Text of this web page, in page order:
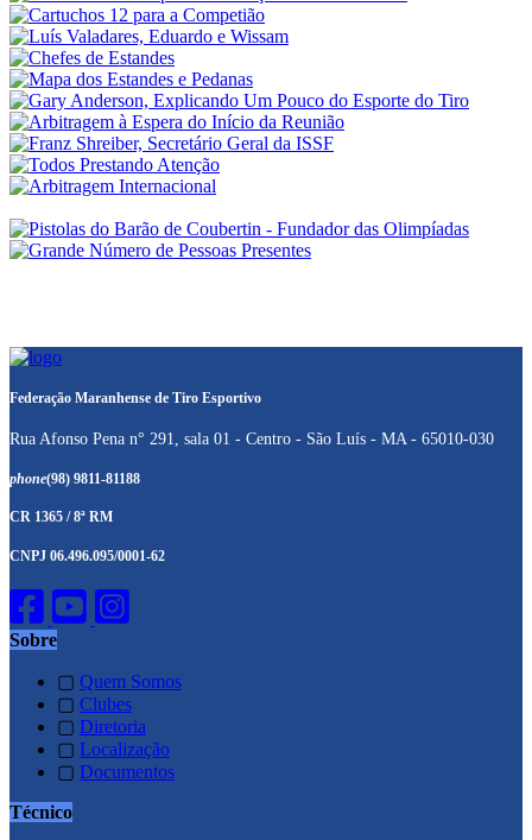
Federação Maranhense de Tiro Esportivo
Rua Afonso Pena n° 291, sala 01 - Centro - São Luís - MA - 65010-030
phone(98) 9811-81188
CR 1365 / 8ª RM
CNPJ 06.496.095/0001-62
Sobre
▢ Quem Somos
▢ Clubes
▢ Diretoria
▢ Localização
▢ Documentos
Técnico